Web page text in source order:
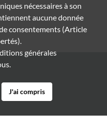
nécessaires à son
aucune donnée
consentements (Article
générales
J'ai compris